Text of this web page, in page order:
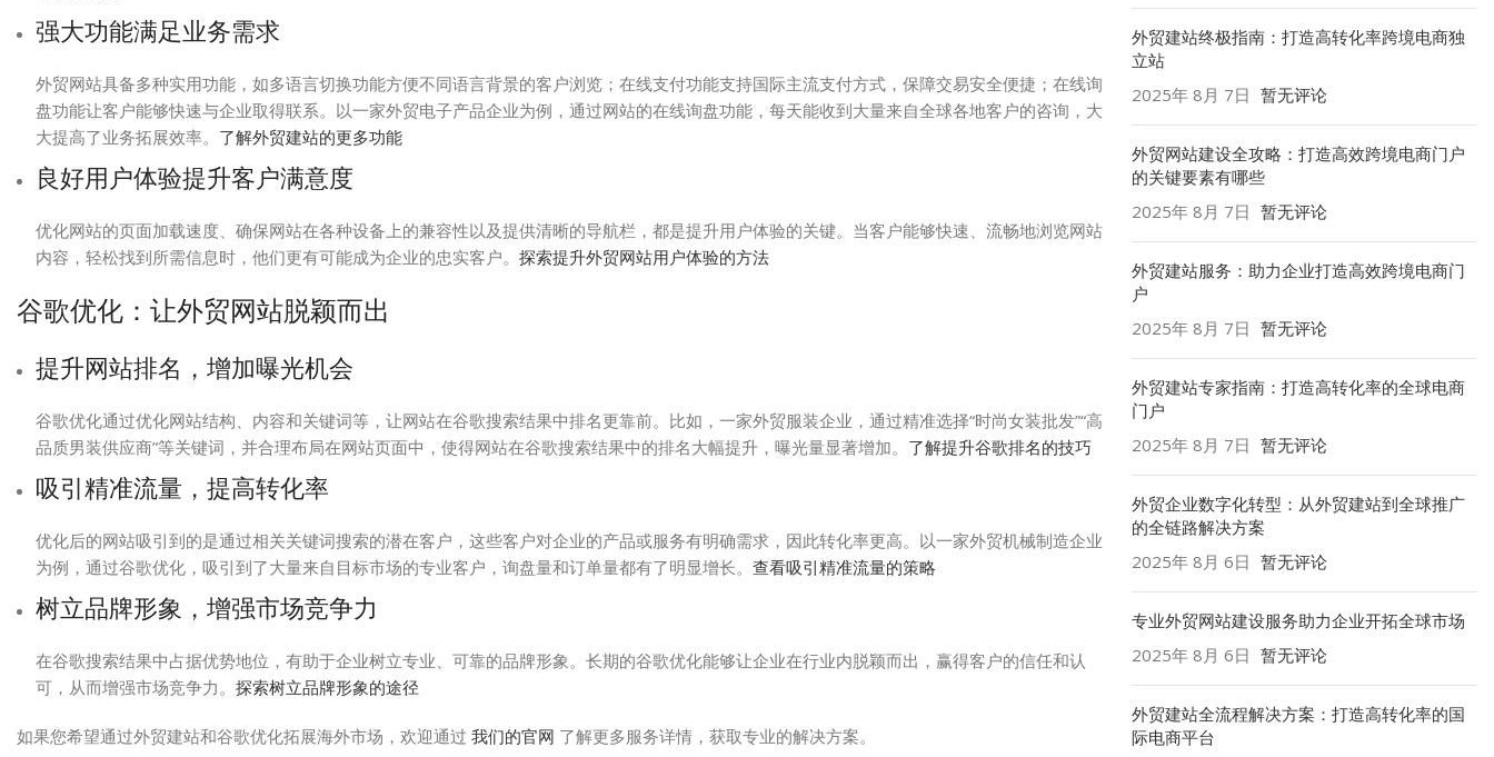
强大功能满足业务需求
外贸网站具备多种实用功能，如多语言切换功能方便不同语言背景的客户浏览；在线支付功能支持国际主流支付方式，保障交易安全便捷；在线询
盘功能让客户能够快速与企业取得联系。以一家外贸电子产品企业为例，通过网站的在线询盘功能，每天能收到大量来自全球各地客户的咨询，大
大提高了业务拓展效率。 了解外贸建站的更多功能
良好用户体验提升客户满意度
优化网站的页面加载速度、确保网站在各种设备上的兼容性以及提供清晰的导航栏，都是提升用户体验的关键。当客户能够快速、流畅地浏览网站
内容，轻松找到所需信息时，他们更有可能成为企业的忠实客户。 探索提升外贸网站用户体验的方法
谷歌优化：让外贸网站脱颖而出
提升网站排名，增加曝光机会
谷歌优化通过优化网站结构、内容和关键词等，让网站在谷歌搜索结果中排名更靠前。比如，一家外贸服装企业，通过精准选择“时尚女装批发”“高
品质男装供应商”等关键词，并合理布局在网站页面中，使得网站在谷歌搜索结果中的排名大幅提升，曝光量显著增加。 了解提升谷歌排名的技巧
吸引精准流量，提高转化率
优化后的网站吸引到的是通过相关关键词搜索的潜在客户，这些客户对企业的产品或服务有明确需求，因此转化率更高。以一家外贸机械制造企业
为例，通过谷歌优化，吸引到了大量来自目标市场的专业客户，询盘量和订单量都有了明显增长。 查看吸引精准流量的策略
树立品牌形象，增强市场竞争力
在谷歌搜索结果中占据优势地位，有助于企业树立专业、可靠的品牌形象。长期的谷歌优化能够让企业在行业内脱颖而出，赢得客户的信任和认
可，从而增强市场竞争力。 探索树立品牌形象的途径
如果您希望通过外贸建站和谷歌优化拓展海外市场，欢迎通过 我们的官网 了解更多服务详情，获取专业的解决方案。
外贸建站终极指南：打造高转化率跨境电商独
立站
2025年 8月 7日 暂无评论
外贸网站建设全攻略：打造高效跨境电商门户
的关键要素有哪些
2025年 8月 7日 暂无评论
外贸建站服务：助力企业打造高效跨境电商门
户
2025年 8月 7日 暂无评论
外贸建站专家指南：打造高转化率的全球电商
门户
2025年 8月 7日 暂无评论
外贸企业数字化转型：从外贸建站到全球推广
的全链路解决方案
2025年 8月 6日 暂无评论
专业外贸网站建设服务助力企业开拓全球市场
2025年 8月 6日 暂无评论
外贸建站全流程解决方案：打造高转化率的国
际电商平台